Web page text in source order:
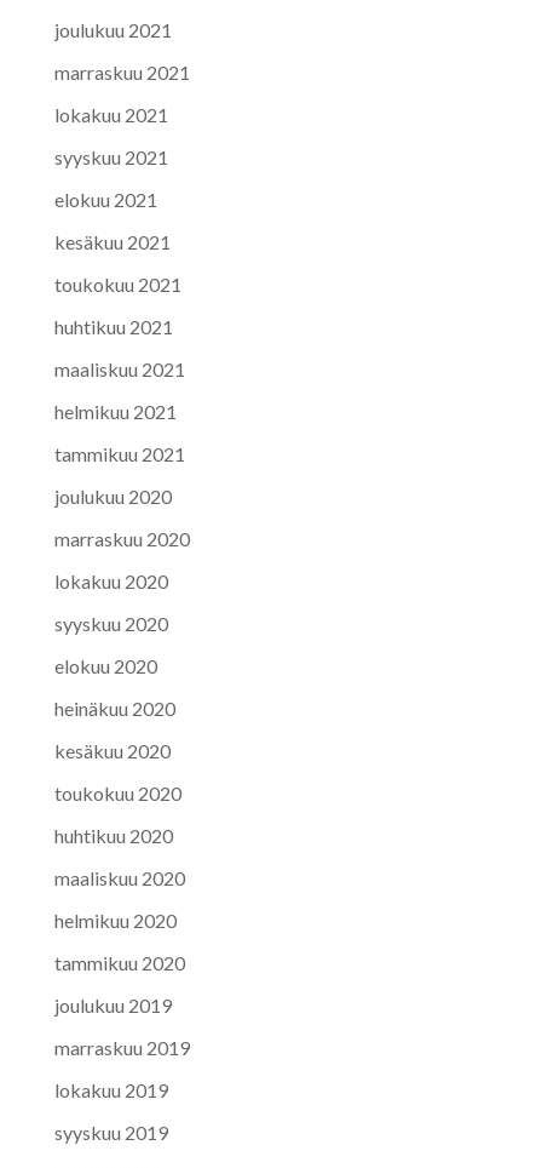
joulukuu 2021
marraskuu 2021
lokakuu 2021
syyskuu 2021
elokuu 2021
kesäkuu 2021
toukokuu 2021
huhtikuu 2021
maaliskuu 2021
helmikuu 2021
tammikuu 2021
joulukuu 2020
marraskuu 2020
lokakuu 2020
syyskuu 2020
elokuu 2020
heinäkuu 2020
kesäkuu 2020
toukokuu 2020
huhtikuu 2020
maaliskuu 2020
helmikuu 2020
tammikuu 2020
joulukuu 2019
marraskuu 2019
lokakuu 2019
syyskuu 2019